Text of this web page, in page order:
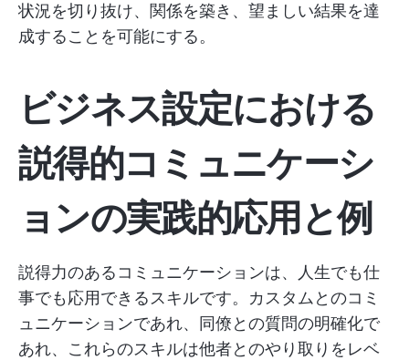
状況を切り抜け、関係を築き、望ましい結果を達
成することを可能にする。
ビジネス設定における
説得的コミュニケーシ
ョンの実践的応用と例
説得力のあるコミュニケーションは、人生でも仕
事でも応用できるスキルです。カスタムとのコミ
ュニケーションであれ、同僚との質問の明確化で
あれ、これらのスキルは他者とのやり取りをレベ